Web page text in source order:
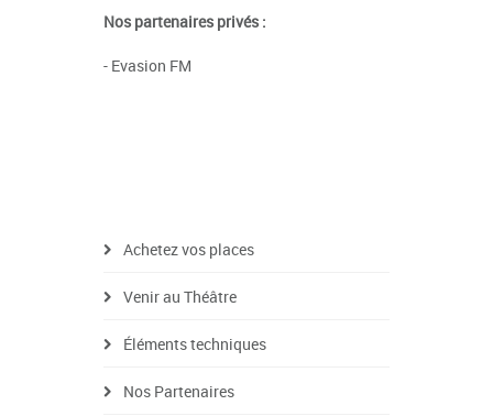
Nos partenaires privés :
- Evasion FM
Achetez vos places
Venir au Théâtre
Éléments techniques
Nos Partenaires